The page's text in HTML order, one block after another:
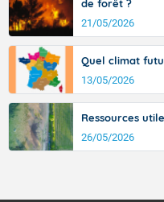
de forêt ?
21/05/2026
Quel climat
13/05/2026
Ressources
26/05/2026